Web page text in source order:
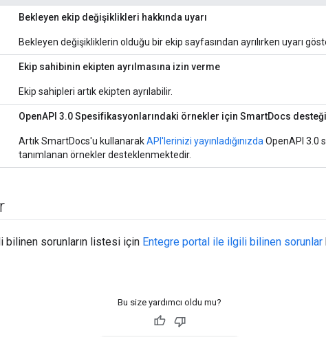
Bekleyen ekip değişiklikleri hakkında uyarı
Bekleyen değişikliklerin olduğu bir ekip sayfasından ayrılırken uyarı
Ekip sahibinin ekipten ayrılmasına izin verme
Ekip sahipleri artık ekipten ayrılabilir.
OpenAPI 3.0 Spesifikasyonlarındaki örnekler için SmartDocs desteği
Artık SmartDocs'u kullanarakAPI'lerinizi yayınladığınızda OpenAPI 3.0
tanımlanan örnekler desteklenmektedir.
bilinen sorunların listesi için Entegre portal ile ilgili bilinen sorunlar
Bu size yardımcı oldu mu?